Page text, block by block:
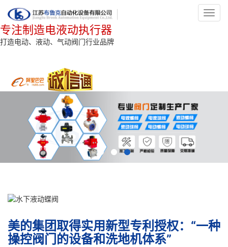
专注制造电液动执行器
打造电动、液动、气动阀门行业品牌
美的集团取得实用新型专利授权：“一种
操控阀门的设备和洗地机体系”